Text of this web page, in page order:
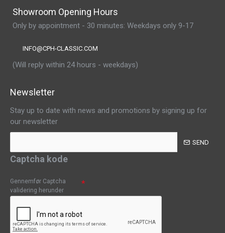
Showroom Opening Hours
Only by appointment - 30 minutes: Weekdays only 9-17
INFO@CPH-CLASSIC.COM
(Will reply within 24 hours - weekdays)
Newsletter
Stay up to date with news and promotions by signing up for
our newsletter
SEND
Captcha kode
Gennemfør Captcha
validering herunder